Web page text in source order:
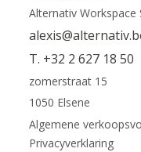
Alternativ Workspace
T. +32 2 627 18 50
zomerstraat 15
1050 Elsene
Algemene
Privacyverklaring